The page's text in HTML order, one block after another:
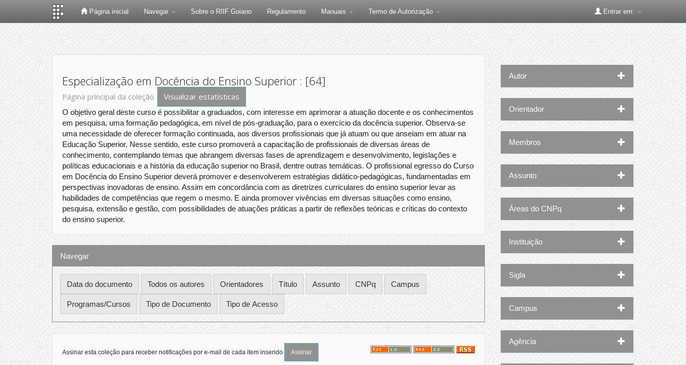
Página inicial Navegar Sobre o RIIF Goiano Regulamento Manuais Termo de Autorização Entrar em:
Especialização em Docência do Ensino Superior : [64]
Página principal da coleção Visualizar estatísticas
O objetivo geral deste curso é possibilitar a graduados, com interesse em aprimorar a atuação docente e os conhecimentos
em pesquisa, uma formação pedagógica, em nível de pós-graduação, para o exercício da docência superior. Observa-se
uma necessidade de oferecer formação continuada, aos diversos profissionais que já atuam ou que anseiam em atuar na
Educação Superior. Nesse sentido, este curso promoverá a capacitação de profissionais de diversas áreas de
conhecimento, contemplando temas que abrangem diversas fases de aprendizagem e desenvolvimento, legislações e
políticas educacionais e a história da educação superior no Brasil, dentre outras temáticas. O profissional egresso do Curso
em Docência do Ensino Superior deverá promover e desenvolverem estratégias didático-pedagógicas, fundamentadas em
perspectivas inovadoras de ensino. Assim em concordância com as diretrizes curriculares do ensino superior levar as
habilidades de competências que regem o mesmo. E ainda promover vivências em diversas situações como ensino,
pesquisa, extensão e gestão, com possibilidades de atuações práticas a partir de reflexões teóricas e críticas do contexto
do ensino superior.
Navegar
Assinar esta coleção para receber notificações por e-mail de cada item inserido
Autor
Orientador
Membros
Assunto
Áreas do CNPq
Instituição
Sigla
Campus
Agência